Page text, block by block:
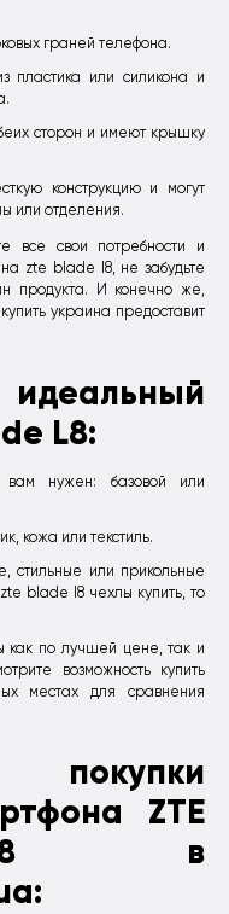
граней телефона.
пластика или силикона и
сторон и имеют крышку
конструкцию и могут
или отделения.
все свои потребности и
zte blade l8, не забудьте
продукта. И конечно же,
украина предоставит
L8:
вам нужен: базовой или
кожа или текстиль.
стильные или прикольные
blade l8 чехлы купить, то
как по лучшей цене, так и
возможность купить
местах для сравнения
покупки
ZTE
в